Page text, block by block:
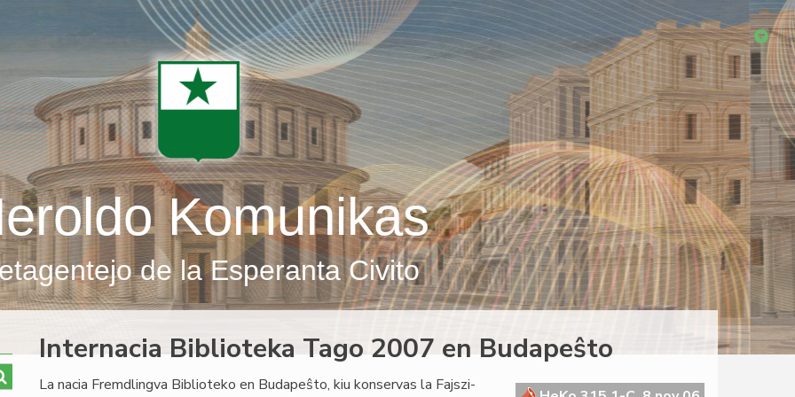
Komunikas
de la Esperanta Civito
Internacia Biblioteka Tago 2007 en Budapeŝto
La nacia Fremdlingva Biblioteko en Budapeŝto, kiu konservas la Fajszi-